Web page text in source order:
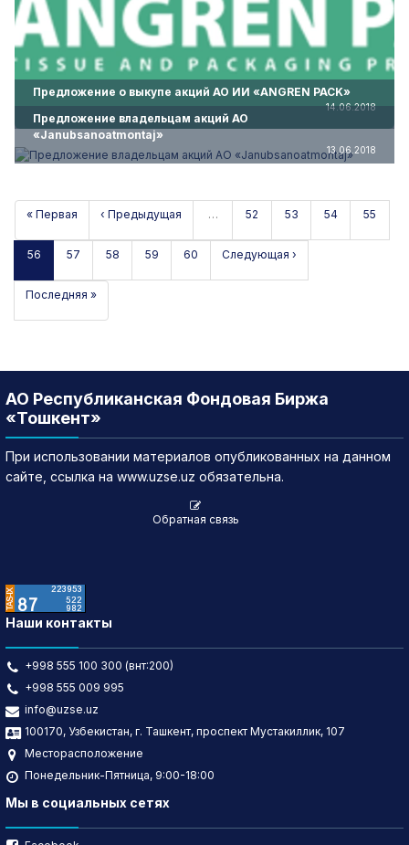
Предложение о выкупе акций АО ИИ «ANGREN PACK»
14.06.2018
Предложение владельцам акций АО
«Janubsanoatmontaj»
13.06.2018
« Первая ‹ Предыдущая … 52 53 54 55
56 57 58 59 60 Следующая ›
Последняя »
АО Республиканская Фондовая Биржа
«Тошкент»
При использовании материалов опубликованных на данном
сайте, ссылка на www.uzse.uz обязательна.
Обратная связь
Наши контакты
+998 555 100 300 (внт:200)
+998 555 009 995
info@uzse.uz
100170, Узбекистан, г. Ташкент, проспект Мустакиллик, 107
Месторасположение
Понедельник-Пятница, 9:00-18:00
Мы в социальных сетях